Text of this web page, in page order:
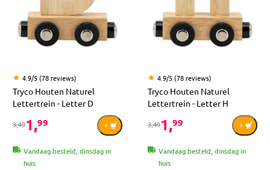
4.9/5 (78 reviews)
Tryco Houten Naturel
Lettertrein - Letter D
3,491,99
Vandaag besteld, dinsdag in
huis
4.9/5 (78 reviews)
Tryco Houten Naturel
Lettertrein - Letter H
3,491,99
Vandaag besteld, dinsdag in
huis